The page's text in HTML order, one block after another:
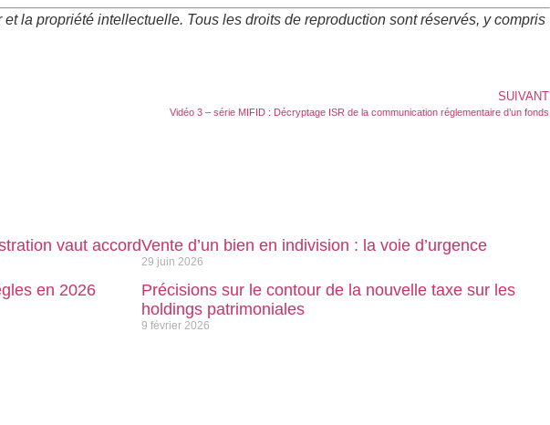
la propriété intellectuelle. Tous les droits de reproduction sont réservés, y compris
SUIVANT
Vidéo 3 – série MIFID : Décryptage ISR de la communication réglementaire d’un fonds
vaut accordVente d’un bien en indivision : la voie d’urgence
29 juin 2026
en 2026
Précisions sur le contour de la nouvelle taxe sur les
holdings patrimoniales
9 février 2026